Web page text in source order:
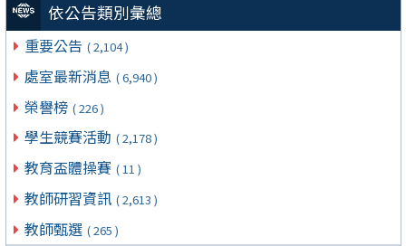
依公告類別彙總
重要公告 ( 2,104 )
處室最新消息 ( 6,940 )
榮譽榜 ( 226 )
學生競賽活動 ( 2,178 )
教育盃體操賽 ( 11 )
教師研習資訊 ( 2,613 )
教師甄選 ( 265 )